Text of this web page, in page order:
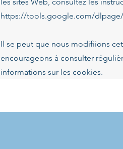
https://tools.google.com/
Il se peut que nous modifiions
encourageons à consulter
informations sur les cookies.